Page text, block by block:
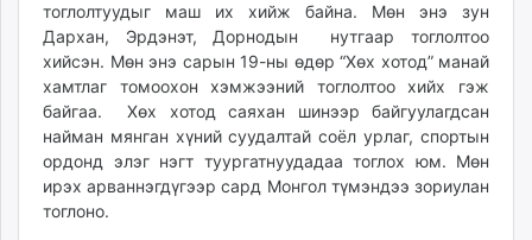
unen.mn
asu.mn
shudarga.mn
shuurhai.mn
unuudur.mn
isee.mn
mglradio.com
fact.mn
тоглолтуудыг маш их хийж байна. Мөн энэ зун
Дархан, Эрдэнэт, Дорнодын нутгаар тоглолтоо
хийсэн. Мөн энэ сарын 19-ны өдөр “Хөх хотод” манай
хамтлаг томоохон хэмжээний тоглолтоо хийх гэж
байгаа. Хөх хотод саяхан шинээр байгуулагдсан
найман мянган хүний суудалтай соёл урлаг, спортын
ордонд элэг нэгт туургатнуудадаа тоглох юм. Мөн
ирэх арваннэгдүгээр сард Монгол түмэндээ зориулан
тоглоно.